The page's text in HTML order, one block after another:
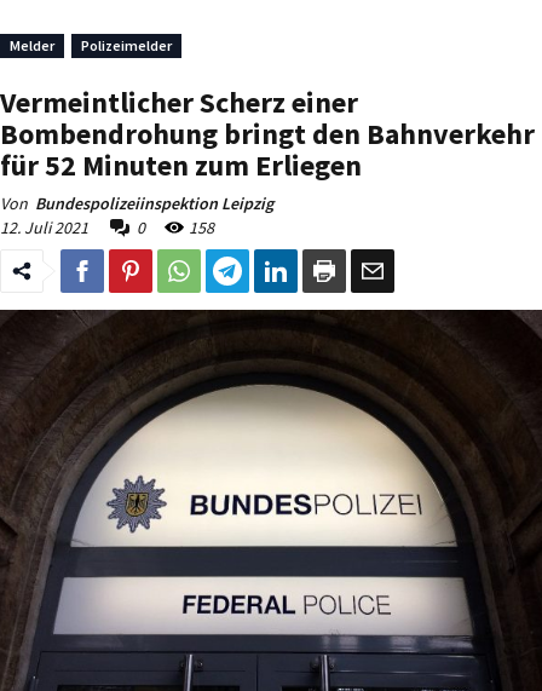
Melder Polizeimelder
Vermeintlicher Scherz einer
Bombendrohung bringt den Bahnverkehr
für 52 Minuten zum Erliegen
Von Bundespolizeiinspektion Leipzig
12. Juli 2021
0 158